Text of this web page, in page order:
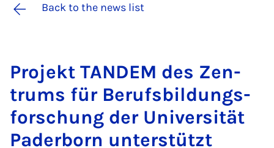
Back to the news list
Pro­jekt TAN­DEM des Zen­
trums für Berufs­b­ildungs­
forschung der Uni­versität
Pader­born un­ter­stützt